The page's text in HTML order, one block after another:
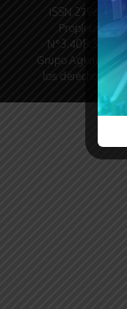
ISSN 2796-
Propietario:
N°3.408.328
Grupo Agencia
los derechos